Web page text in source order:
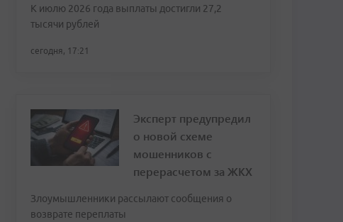
К июлю 2026 года выплаты достигли 27,2
тысячи рублей
сегодня, 17:21
Эксперт предупредил
о новой схеме
мошенников с
перерасчетом за ЖКХ
Злоумышленники рассылают сообщения о
возврате переплаты